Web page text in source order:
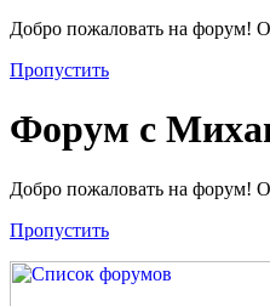
Добро пожаловать на форум!
Пропустить
Форум с
Добро пожаловать на форум!
Пропустить